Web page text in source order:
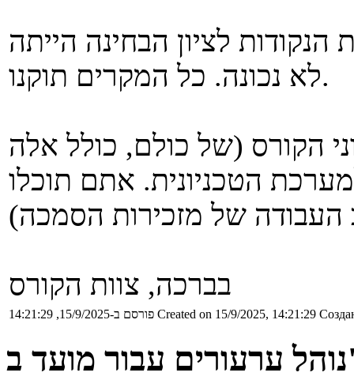
לציון הבחינה הייתה
לא נכונה. כל המקרים תוקנו.
הקורס (של כולם, כולל אלה
הטכניונית. אתם תוכלו
בברכה, צוות הקורס
פורסם ב-15/9/2025, 14:21:29 Created on 15/9/2025, 14:21:29
מועד ב'